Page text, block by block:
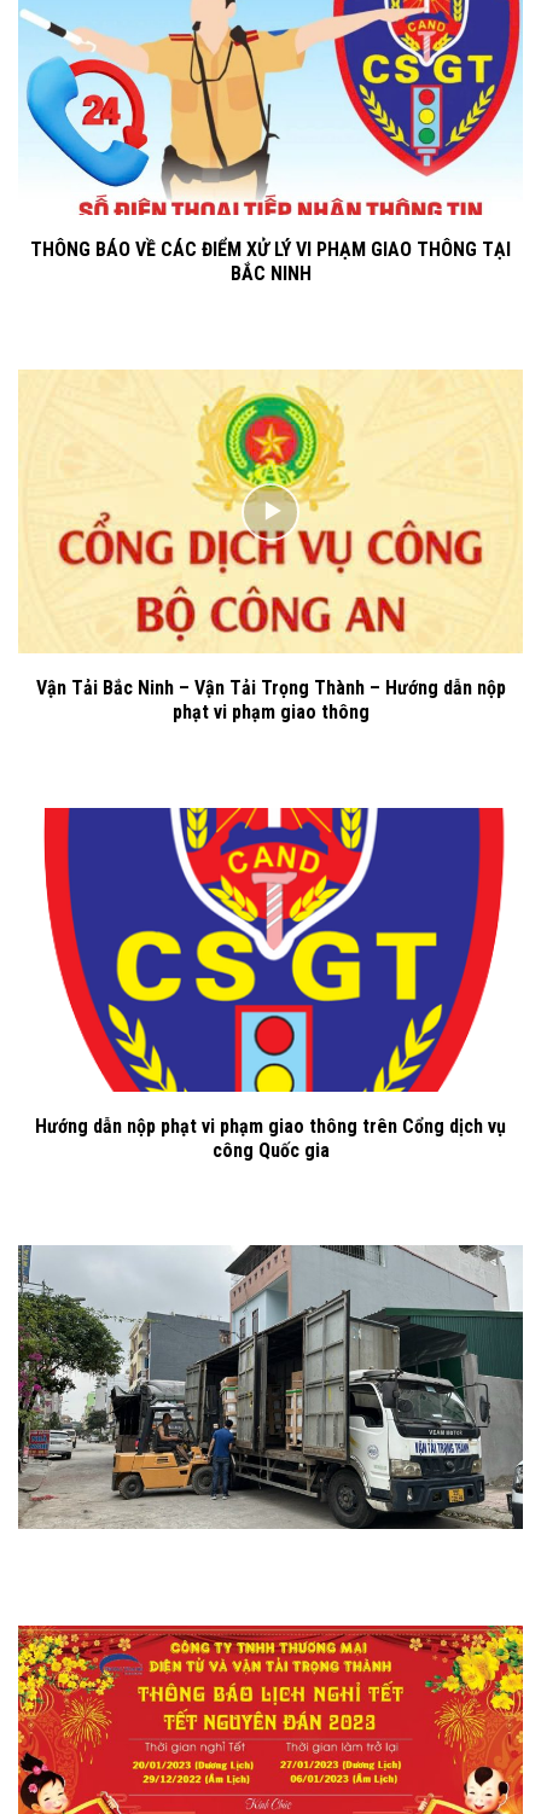
THÔNG BÁO VỀ CÁC ĐIỂM XỬ LÝ VI PHẠM GIAO THÔNG TẠI
BẮC NINH
Vận Tải Bắc Ninh – Vận Tải Trọng Thành – Hướng dẫn nộp
phạt vi phạm giao thông
Hướng dẫn nộp phạt vi phạm giao thông trên Cổng dịch vụ
công Quốc gia